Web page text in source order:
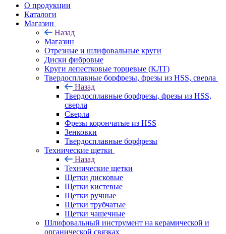
О продукции
Каталоги
Магазин
Назад
Магазин
Отрезные и шлифовальные круги
Диски фибровые
Круги лепестковые торцевые (КЛТ)
Твердосплавные борфрезы, фрезы из HSS, сверла
Назад
Твердосплавные борфрезы, фрезы из HSS,
сверла
Сверла
Фрезы корончатые из HSS
Зенковки
Твердосплавные борфрезы
Технические щетки
Назад
Технические щетки
Щетки дисковые
Щетки кистевые
Щетки ручные
Щетки трубчатые
Щетки чашечные
Шлифовальный инструмент на керамической и
органической связках